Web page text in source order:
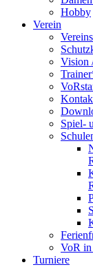
Hobby
Verein
Vision
Spiel-
VoR in
Turniere